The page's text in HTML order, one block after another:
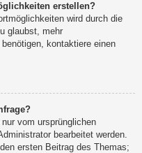
erstellen?
wird durch die
glaubst, mehr
kontaktiere einen
vom ursprünglichen
bearbeitet werden.
ersten Beitrag des Themas;